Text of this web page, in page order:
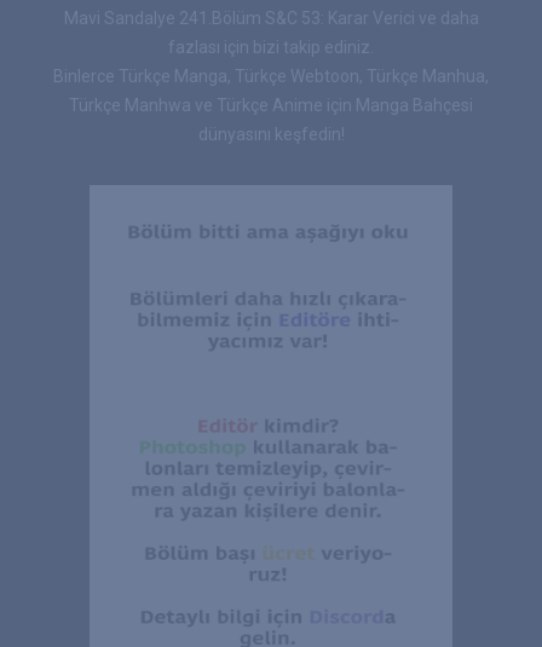
Mavi Sandalye 241.Bölüm S&C 53: Karar Verici ve daha
fazlası için bizi takip ediniz.
Binlerce Türkçe Manga, Türkçe Webtoon, Türkçe Manhua,
Türkçe Manhwa ve Türkçe Anime için Manga Bahçesi
dünyasını keşfedin!